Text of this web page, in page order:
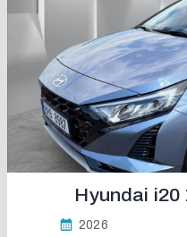
Hyundai i20
2026